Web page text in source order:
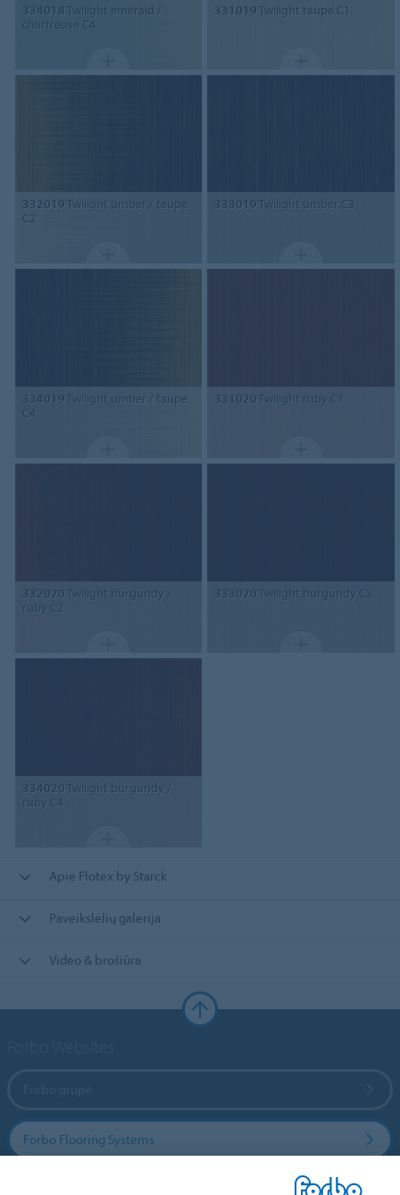
334018 Twilight emerald /
chartreuse C4
331019Twilight taupe C1
332019Twilight umber / taupe
C2
333019 Twilight umber C3
334019 Twilight umber / taupe
C4
331020Twilight ruby C1
332020Twilight burgundy /
ruby C2
333020 Twilight burgundy C3
334020 Twilight burgundy /
ruby C4
Apie Flotex by Starck
Paveikslėlių galerija
Video & brošiūra
Forbo Flooring Systems